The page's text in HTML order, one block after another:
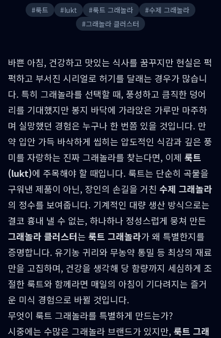
#룩트 #lukt #룩트 그래놀라 #수제 그래놀라
#그래놀라 클러스터
바쁜 아침, 건강하고 맛있는 식사를 꿈꾸지만 현실은 퍽
퍽하고 부서진 시리얼로 허기를 달래는 경우가 많습니
다. 특히 그래놀라를 선택할 때, 풍성하고 큼직한 덩어
리를 기대했지만 봉지 바닥에 가라앉은 가루만 마주하
며 실망했던 경험은 누구나 한 번쯤 있을 것입니다. 만
약 입안 가득 바삭하게 씹히는 압도적인 식감과 깊은 풍
미를 자랑하는 진짜 그래놀라를 찾는다면, 이제 룩트
(lukt)에 주목해야 할 때입니다. 룩트는 단순히 곡물을
구워낸 제품이 아닌, 장인의 손길을 거친 수제 그래놀라
의 정수를 보여줍니다. 기계적인 대량 생산 방식으로는
결코 흉내 낼 수 없는, 하나하나 정성스럽게 뭉쳐 만든
그래놀라 클러스터는 룩트 그래놀라가 왜 특별한지를
증명합니다. 유기농 귀리와 무농약 통밀 등 최상의 재료
만을 고집하며, 건강을 생각해 당 함량까지 세심하게 조
절한 룩트와 함께라면 매일의 아침이 기다려지는 즐거
운 미식 경험으로 바뀔 것입니다.
무엇이 룩트 그래놀라를 특별하게 만드는가?
시중에는 수많은 그래놀라 브랜드가 있지만, 룩트 그래